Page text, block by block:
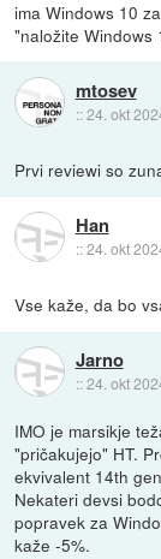
ima Windows 10
"naložite Windows
mtosev
::24. okt
Prvi reviewi so
Han
::24. okt
Vse kaže, da bo
Jarno
::24. okt
IMO je marsikje
"pričakujejo" HT.
ekvivalent 14th
Nekateri devsi
popravek za
kaže -5%.